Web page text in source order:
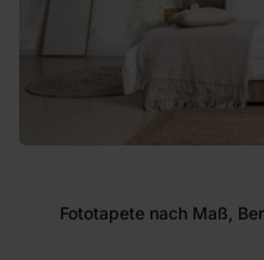
Fototapete nach Maß,